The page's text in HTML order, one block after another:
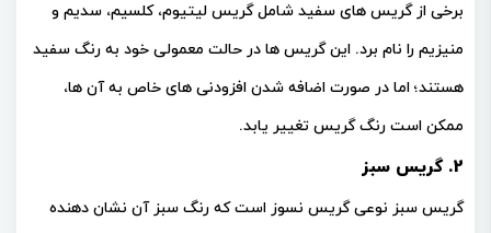
برخی از گریس های سفید شامل گریس لیتیوم، کلسیم، سدیم و
منیزیم را نام برد. این گریس ها در حالت معمولی خود به رنگ سفید
هستند؛ اما در صورت اضافه شدن افزودنی های خاص به آن ها،
ممکن است رنگ گریس تغییر یابد.
2. گریس سبز
گریس سبز نوعی گریس نسوز است که رنگ سبز آن نشان دهنده